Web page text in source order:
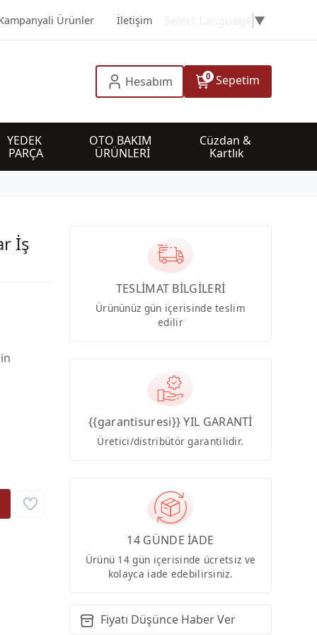
Ürünler İletişim ▼
Hesabım 0 Sepetim
YEDEK
PARÇA
OTO BAKIM
ÜRÜNLERİ
Cüzdan &
Kartlık
İş
TESLİMAT BİLGİLERİ
Ürününüz gün içerisinde teslim
edilir
{{garantisuresi}} YIL GARANTİ
Üretici/distribütör garantilidir.
14 GÜNDE İADE
Ürünü 14 gün içerisinde ücretsiz ve
kolayca iade edebilirsiniz.
Fiyatı Düşünce Haber Ver